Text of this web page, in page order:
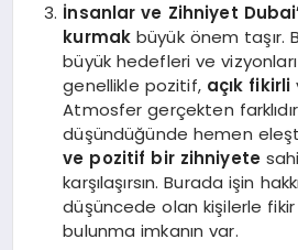
İnsanlar ve Zihniyet
kurmak büyük önem taşır.
büyük hedefleri ve
genellikle pozitif, açık fikirli
Atmosfer gerçekten farklıdır.
düşündüğünde hemen
ve pozitif bir zihniyete
karşılaşırsın. Burada işin
düşüncede olan kişilerle fikir
bulunma imkanın var.